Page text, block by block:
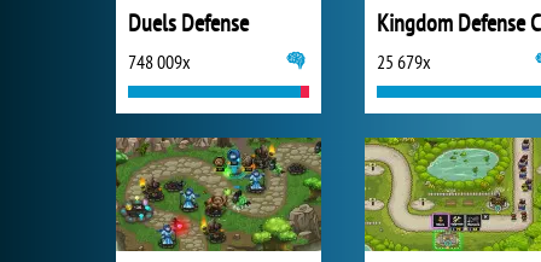
Duels Defense
748 009x 25 679x